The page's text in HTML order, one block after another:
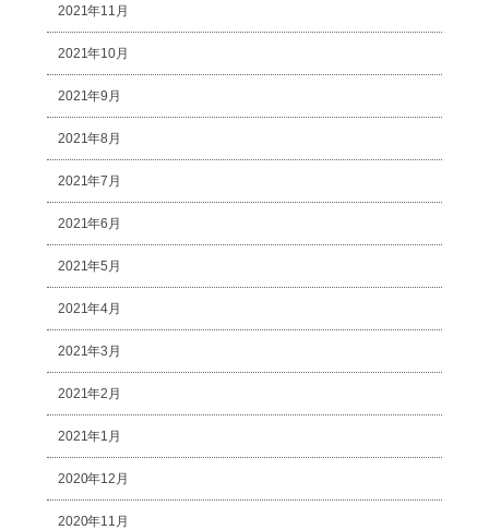
2021年11月
2021年10月
2021年9月
2021年8月
2021年7月
2021年6月
2021年5月
2021年4月
2021年3月
2021年2月
2021年1月
2020年12月
2020年11月